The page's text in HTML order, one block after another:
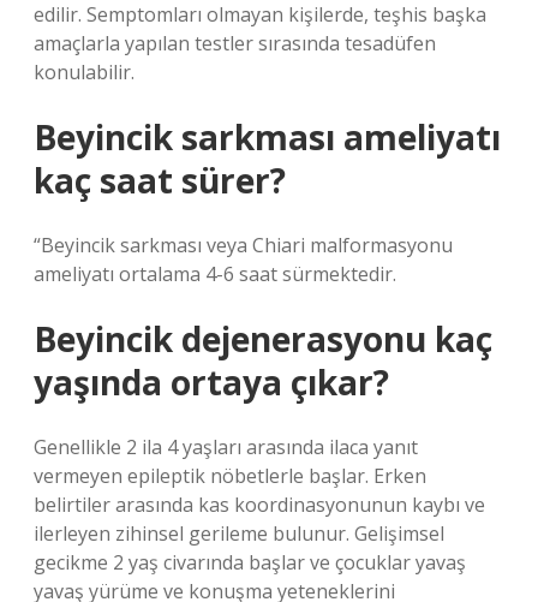
edilir. Semptomları olmayan kişilerde, teşhis başka
amaçlarla yapılan testler sırasında tesadüfen
konulabilir.
Beyincik sarkması ameliyatı
kaç saat sürer?
“Beyincik sarkması veya Chiari malformasyonu
ameliyatı ortalama 4-6 saat sürmektedir.
Beyincik dejenerasyonu kaç
yaşında ortaya çıkar?
Genellikle 2 ila 4 yaşları arasında ilaca yanıt
vermeyen epileptik nöbetlerle başlar. Erken
belirtiler arasında kas koordinasyonunun kaybı ve
ilerleyen zihinsel gerileme bulunur. Gelişimsel
gecikme 2 yaş civarında başlar ve çocuklar yavaş
yavaş yürüme ve konuşma yeteneklerini